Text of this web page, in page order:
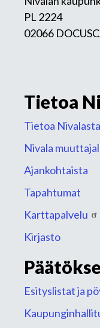
PL 2224
02066
Tietoa
Tietoa Nivalasta
Nivala
Ajankohtaista
Tapahtumat
Karttapalvelu
Kirjasto
Esityslistat ja